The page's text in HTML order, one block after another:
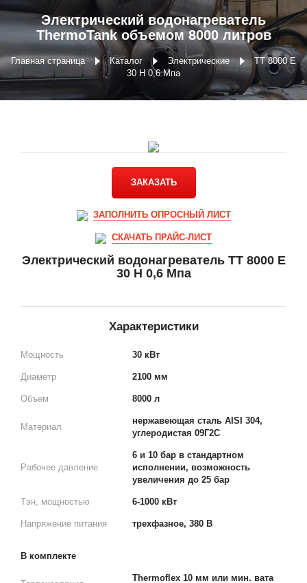
Электрический водонагреватель
ThermoTank объемом 8000 литров
Главная страница Каталог Электрические
ТТ 8000 E
30 Н 0,6 Мпа
ЗАКАЗАТЬ
ЗАПОЛНИТЬ ОПРОСНЫЙ ЛИСТ
СКАЧАТЬ ПРАЙС-ЛИСТ
Электрический водонагреватель ТТ 8000 E
30 Н 0,6 Мпа
Характеристики
Мощность 30 кВт
Диаметр 2100 мм
Объем 8000 л
Материал
нержавеющая сталь AISI 304,
углеродистая 09Г2С
Рабочее давление
6 и 10 бар в стандартном
исполнении, возможность
увеличения до 25 бар
Тэн, мощностью 6-1000 кВт
Напряжение питания трехфазное, 380 В
В комплекте
Thermoflex 10 мм или мин. вата